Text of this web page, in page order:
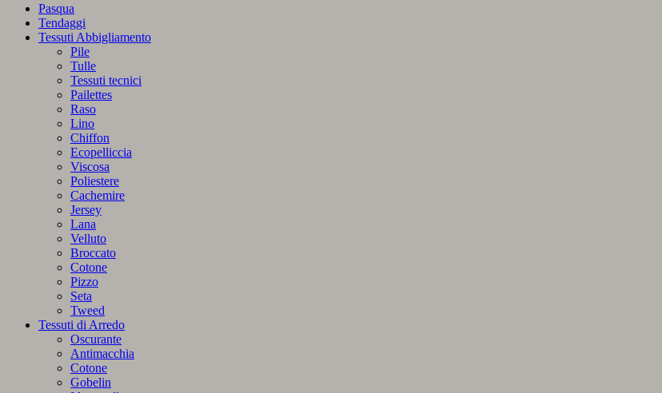
Jersey
Matrimoniale
Pasqua
Tendaggi
Tessuti Abbigliamento
Pile
Tulle
Tessuti tecnici
Pailettes
Raso
Lino
Chiffon
Ecopelliccia
Viscosa
Poliestere
Cachemire
Jersey
Lana
Velluto
Broccato
Cotone
Pizzo
Seta
Tweed
Tessuti di Arredo
Oscurante
Antimacchia
Cotone
Gobelin